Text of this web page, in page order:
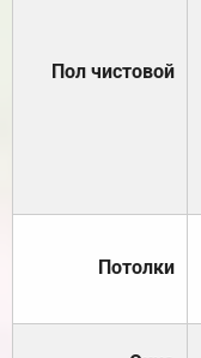
Пол чистовой
Потолки